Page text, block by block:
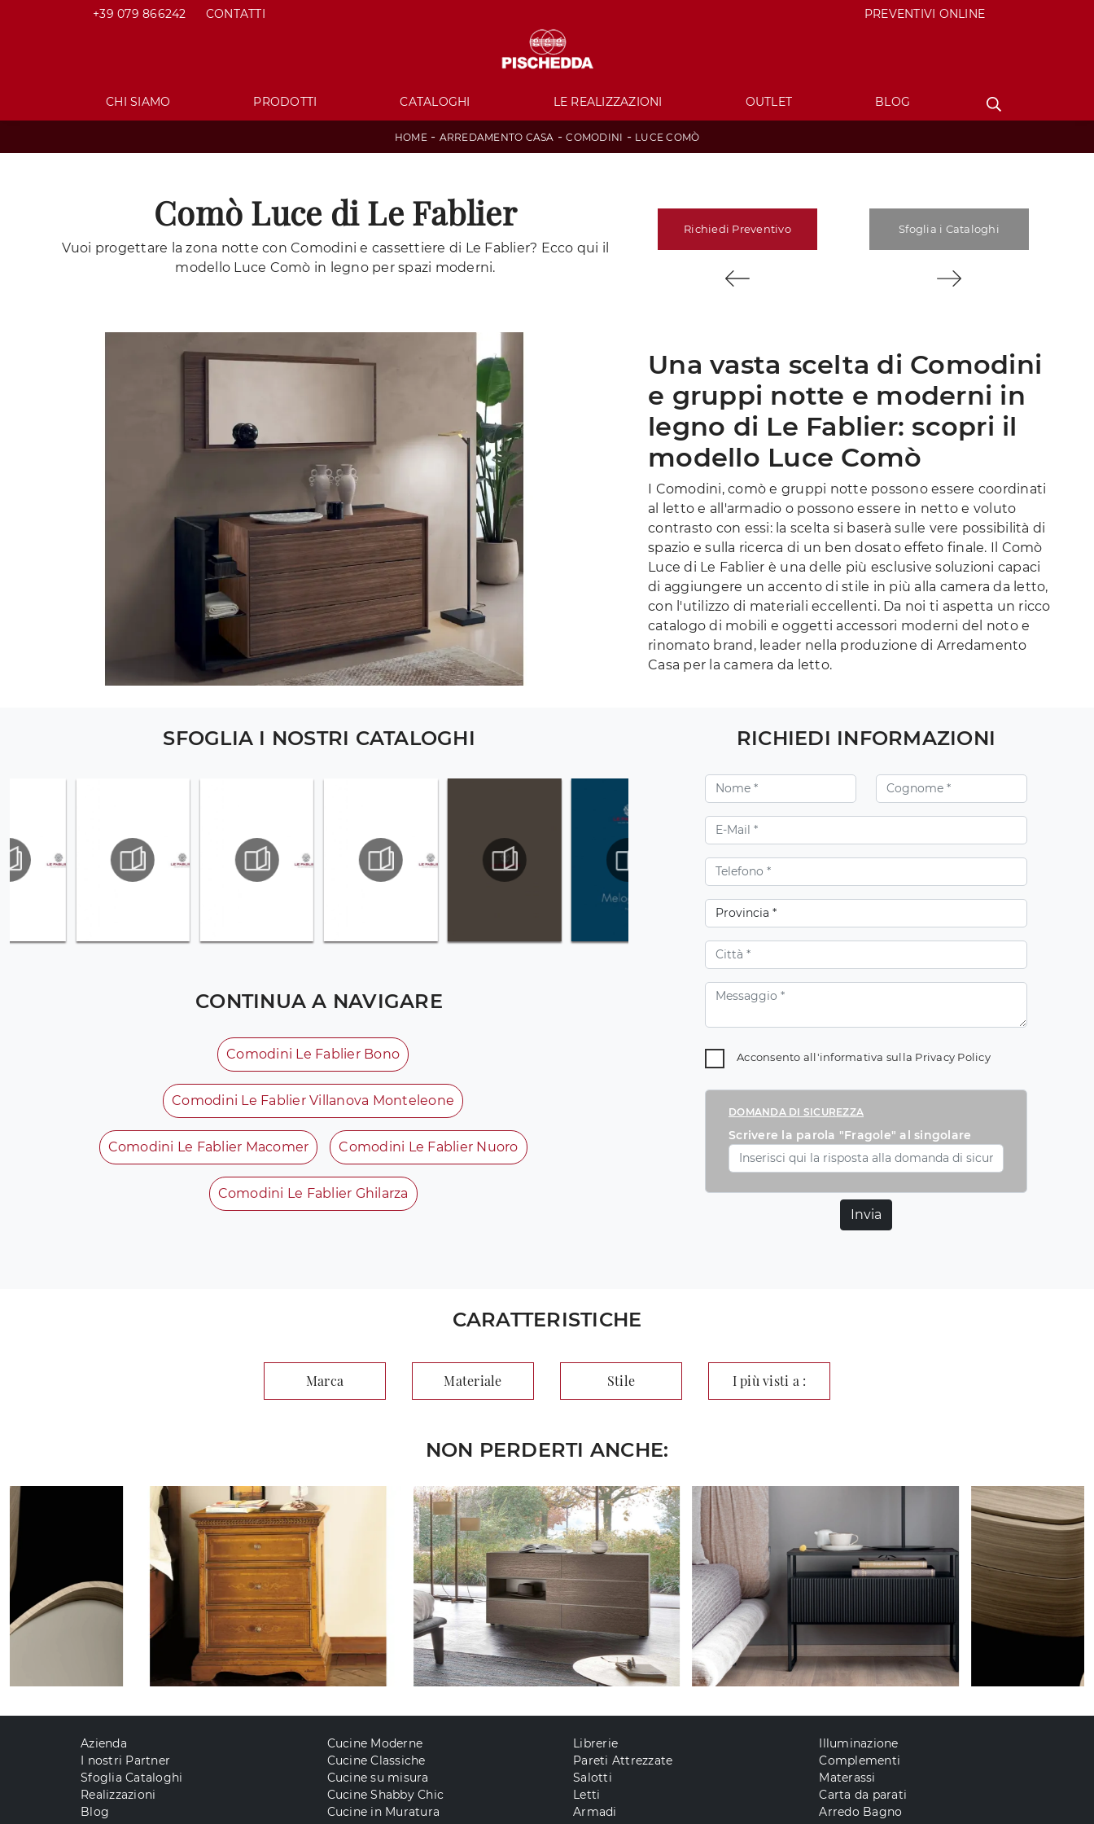
+39 079 866242 CONTATTI PREVENTIVI ONLINE
CHI SIAMO PRODOTTI CATALOGHI LE REALIZZAZIONI OUTLET BLOG
HOME- ARREDAMENTO CASA -COMODINI - LUCE COMÒ
Comò Luce di Le Fablier
Vuoi progettare la zona notte con Comodini e cassettiere di Le Fablier? Ecco qui il
modello Luce Comò in legno per spazi moderni.
Richiedi Preventivo Sfoglia i Cataloghi
Una vasta scelta di Comodini
e gruppi notte e moderni in
legno di Le Fablier: scopri il
modello Luce Comò
I Comodini, comò e gruppi notte possono essere coordinati
al letto e all'armadio o possono essere in netto e voluto
contrasto con essi: la scelta si baserà sulle vere possibilità di
spazio e sulla ricerca di un ben dosato effeto finale. Il Comò
Luce di Le Fablier è una delle più esclusive soluzioni capaci
di aggiungere un accento di stile in più alla camera da letto,
con l'utilizzo di materiali eccellenti. Da noi ti aspetta un ricco
catalogo di mobili e oggetti accessori moderni del noto e
rinomato brand, leader nella produzione di Arredamento
Casa per la camera da letto.
SFOGLIA I NOSTRI CATALOGHI
CONTINUA A NAVIGARE
Comodini Le Fablier Bono
Comodini Le Fablier Villanova Monteleone
Comodini Le Fablier Macomer Comodini Le Fablier Nuoro
Comodini Le Fablier Ghilarza
RICHIEDI INFORMAZIONI
Acconsento all'informativa sulla Privacy Policy
DOMANDA DI SICUREZZA
Scrivere la parola "Fragole" al singolare
Invia
CARATTERISTICHE
Marca Materiale Stile I più visti a :
NON PERDERTI ANCHE:
Azienda
I nostri Partner
Sfoglia Cataloghi
Realizzazioni
Blog
Cucine Moderne
Cucine Classiche
Cucine su misura
Cucine Shabby Chic
Cucine in Muratura
Librerie
Pareti Attrezzate
Salotti
Letti
Armadi
Illuminazione
Complementi
Materassi
Carta da parati
Arredo Bagno